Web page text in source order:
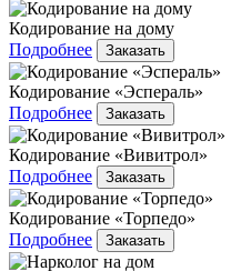
Кодирование на дому
Подробнее
Заказать
Кодирование «Эспераль»
Подробнее
Заказать
Кодирование «Вивитрол»
Подробнее
Заказать
Кодирование «Торпедо»
Подробнее
Заказать